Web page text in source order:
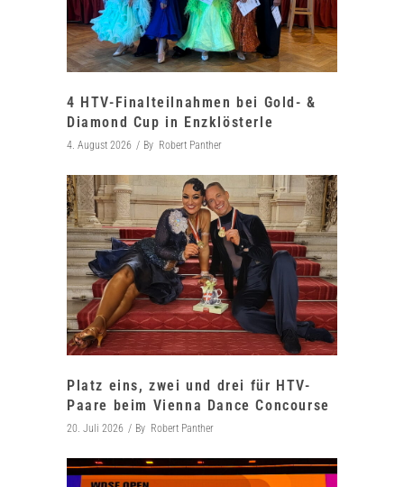
4 HTV-Finalteilnahmen bei Gold- &
Diamond Cup in Enzklösterle
4. August 2026 By Robert Panther
Platz eins, zwei und drei für HTV-
Paare beim Vienna Dance Concourse
20. Juli 2026 By Robert Panther